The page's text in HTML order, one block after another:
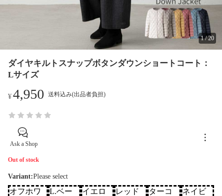
1/20
ダイヤキルトスナップボタンダウンショートコート：
Lサイズ
¥4,950 送料込み(出品者負担)
Ask a Shop
Out of stock
Variant:Please select
オフホワ
L.ベー
イエロ
レッド
ターコ
ネイビ